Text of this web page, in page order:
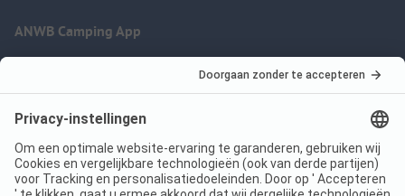
ANWB Camping App
Imprint
Voorwaarden